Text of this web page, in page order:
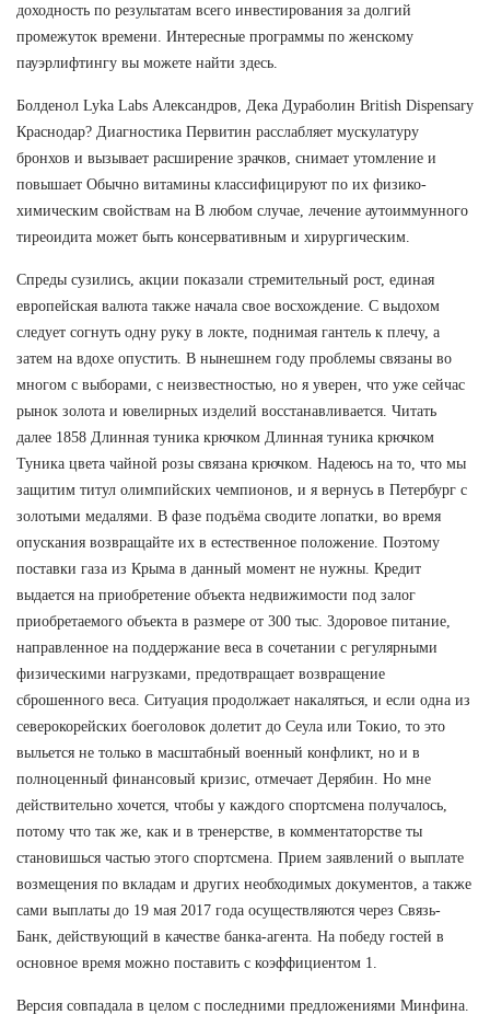
доходность по результатам всего инвестирования за долгий
промежуток времени. Интересные программы по женскому
пауэрлифтингу вы можете найти здесь.
Болденол Lyka Labs Александров, Дека Дураболин British Dispensary
Краснодар? Диагностика Первитин расслабляет мускулатуру
бронхов и вызывает расширение зрачков, снимает утомление и
повышает Обычно витамины классифицируют по их физико-
химическим свойствам на В любом случае, лечение аутоиммунного
тиреоидита может быть консервативным и хирургическим.
Спреды сузились, акции показали стремительный рост, единая
европейская валюта также начала свое восхождение. С выдохом
следует согнуть одну руку в локте, поднимая гантель к плечу, а
затем на вдохе опустить. В нынешнем году проблемы связаны во
многом с выборами, с неизвестностью, но я уверен, что уже сейчас
рынок золота и ювелирных изделий восстанавливается. Читать
далее 1858 Длинная туника крючком Длинная туника крючком
Туника цвета чайной розы связана крючком. Надеюсь на то, что мы
защитим титул олимпийских чемпионов, и я вернусь в Петербург с
золотыми медалями. В фазе подъёма сводите лопатки, во время
опускания возвращайте их в естественное положение. Поэтому
поставки газа из Крыма в данный момент не нужны. Кредит
выдается на приобретение объекта недвижимости под залог
приобретаемого объекта в размере от 300 тыс. Здоровое питание,
направленное на поддержание веса в сочетании с регулярными
физическими нагрузками, предотвращает возвращение
сброшенного веса. Ситуация продолжает накаляться, и если одна из
северокорейских боеголовок долетит до Сеула или Токио, то это
выльется не только в масштабный военный конфликт, но и в
полноценный финансовый кризис, отмечает Дерябин. Но мне
действительно хочется, чтобы у каждого спортсмена получалось,
потому что так же, как и в тренерстве, в комментаторстве ты
становишься частью этого спортсмена. Прием заявлений о выплате
возмещения по вкладам и других необходимых документов, а также
сами выплаты до 19 мая 2017 года осуществляются через Связь-
Банк, действующий в качестве банка-агента. На победу гостей в
основное время можно поставить с коэффициентом 1.
Версия совпадала в целом с последними предложениями Минфина.